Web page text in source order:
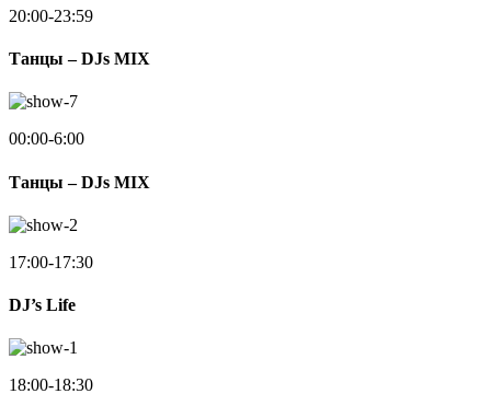
20:00-23:59
Танцы – DJs MIX
00:00-6:00
Танцы – DJs MIX
17:00-17:30
DJ’s Life
18:00-18:30